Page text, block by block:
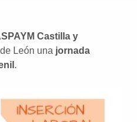
Castilla y
León una jornada
.